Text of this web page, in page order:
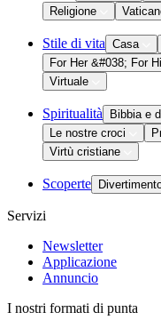
Religione
Stile di vita Casa
For Her &#038; For
Virtuale
Spiritualità Bibbia e
Le nostre croci
Virtù cristiane
Scoperte
Servizi
Newsletter
Applicazione
Annuncio
I nostri formati di punta